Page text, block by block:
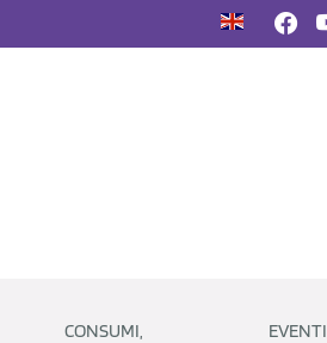
CONSUMI,
EVENTI